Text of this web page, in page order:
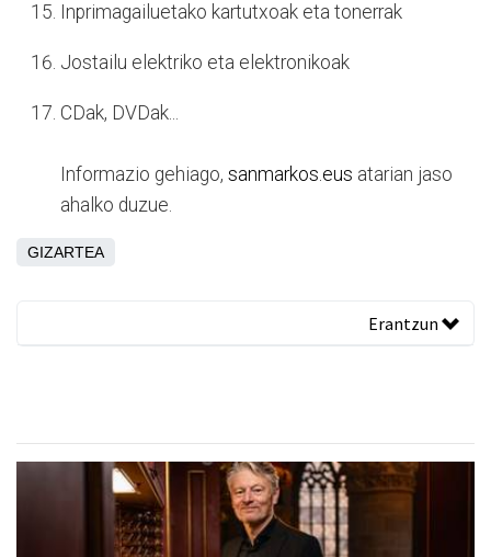
Inprimagailuetako kartutxoak eta tonerrak
Jostailu elektriko eta elektronikoak
CDak, DVDak...
Informazio gehiago, sanmarkos.eus atarian jaso
ahalko duzue.
GIZARTEA
Erantzun